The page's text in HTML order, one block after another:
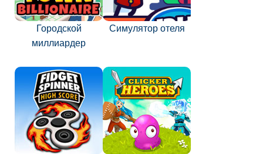
Городской
миллиардер
Симулятор отеля